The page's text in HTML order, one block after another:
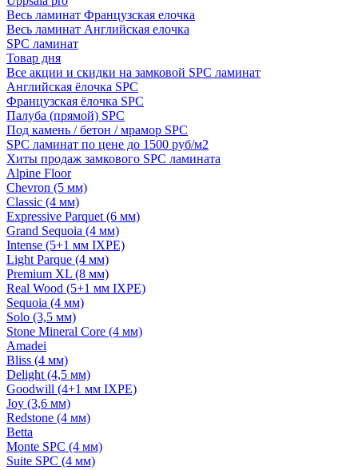
Весь ламинат Французская елочка
Весь ламинат Английская елочка
SPC ламинат
Товар дня
Все акции и скидки на замковой SPC ламинат
Английская ёлочка SPC
Французская ёлочка SPC
Палуба (прямой) SPC
Под камень / бетон / мрамор SPC
SPC ламинат по цене до 1500 руб/м2
Хиты продаж замкового SPC ламината
Alpine Floor
Chevron (5 мм)
Classic (4 мм)
Expressive Parquet (6 мм)
Grand Sequoia (4 мм)
Intense (5+1 мм IXPE)
Light Parque (4 мм)
Premium XL (8 мм)
Real Wood (5+1 мм IXPE)
Sequoia (4 мм)
Solo (3,5 мм)
Stone Mineral Core (4 мм)
Amadei
Bliss (4 мм)
Delight (4,5 мм)
Goodwill (4+1 мм IXPE)
Joy (3,6 мм)
Redstone (4 мм)
Betta
Monte SPC (4 мм)
Suite SPC (4 мм)